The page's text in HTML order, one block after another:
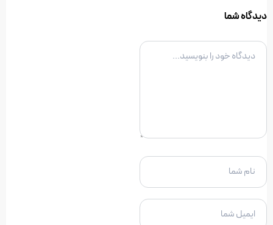
دیدگاه شما